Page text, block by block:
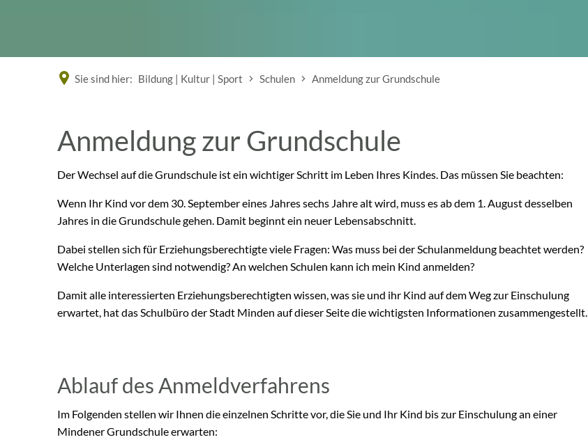
Sie sind hier: Bildung | Kultur | Sport Schulen Anmeldung zur Grundschule
Anmeldung zur Grundschule
Der Wechsel auf die Grundschule ist ein wichtiger Schritt im Leben Ihres Kindes. Das müssen Sie beachten:
Wenn Ihr Kind vor dem 30. September eines Jahres sechs Jahre alt wird, muss es ab dem 1. August desselben
Jahres in die Grundschule gehen. Damit beginnt ein neuer Lebensabschnitt.
Dabei stellen sich für Erziehungsberechtigte viele Fragen: Was muss bei der Schulanmeldung beachtet werden?
Welche Unterlagen sind notwendig? An welchen Schulen kann ich mein Kind anmelden?
Damit alle interessierten Erziehungsberechtigten wissen, was sie und ihr Kind auf dem Weg zur Einschulung
erwartet, hat das Schulbüro der Stadt Minden auf dieser Seite die wichtigsten Informationen zusammengestellt.
Ablauf des Anmeldverfahrens
Im Folgenden stellen wir Ihnen die einzelnen Schritte vor, die Sie und Ihr Kind bis zur Einschulung an einer
Mindener Grundschule erwarten: